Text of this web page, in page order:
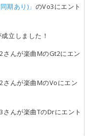
期あり)」 のVo3にエント
立しました！
んが楽曲MのGt2にエン
んが楽曲MのVoにエン
んが楽曲TのDrにエント